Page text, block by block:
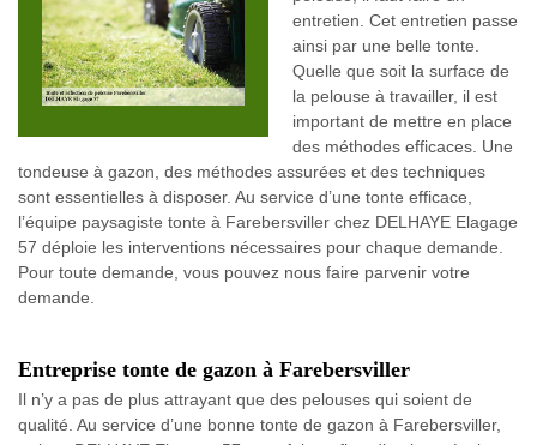
entretien. Cet entretien passe
ainsi par une belle tonte.
Quelle que soit la surface de
la pelouse à travailler, il est
important de mettre en place
des méthodes efficaces. Une
tondeuse à gazon, des méthodes assurées et des techniques
sont essentielles à disposer. Au service d’une tonte efficace,
l’équipe paysagiste tonte à Farebersviller chez DELHAYE Elagage
57 déploie les interventions nécessaires pour chaque demande.
Pour toute demande, vous pouvez nous faire parvenir votre
demande.
Entreprise tonte de gazon à Farebersviller
Il n’y a pas de plus attrayant que des pelouses qui soient de
qualité. Au service d’une bonne tonte de gazon à Farebersviller,